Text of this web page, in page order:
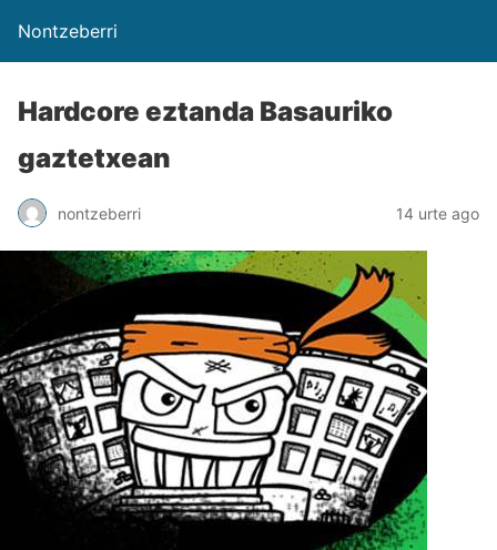
Nontzeberri
Hardcore eztanda Basauriko
gaztetxean
nontzeberri 14 urte ago